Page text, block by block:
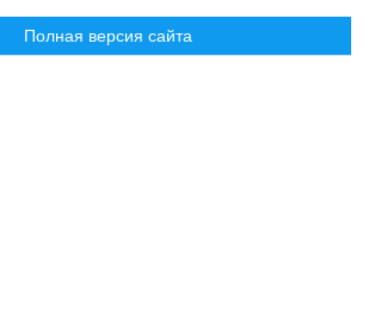
Полная версия сайта